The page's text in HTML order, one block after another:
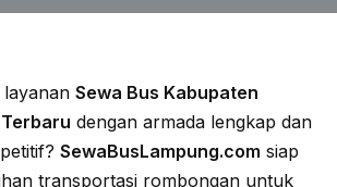
layanan Sewa Bus Kabupaten
dengan armada lengkap dan
SewaBusLampung.com siap
transportasi rombongan untuk